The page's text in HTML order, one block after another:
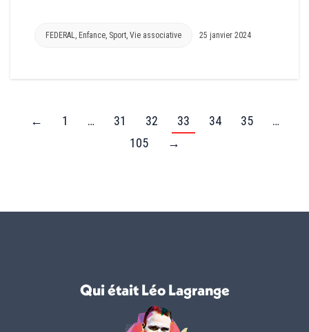
FEDERAL Enfance Sport Vie associative 25 janvier 2024
← 1 … 31 32 33 34 35
…
105
→
Qui était Léo Lagrange